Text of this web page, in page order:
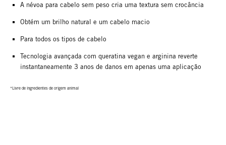
A névoa para cabelo sem peso cria uma textura sem crocância
Obtém um brilho natural e um cabelo macio
Para todos os tipos de cabelo
Tecnologia avançada com queratina vegan e arginina reverte
instantaneamente 3 anos de danos em apenas uma aplicação
*Livre de ingredientes de origem animal